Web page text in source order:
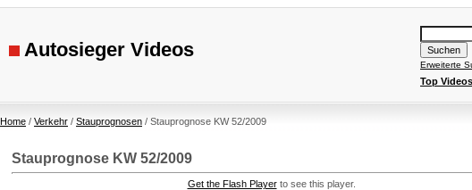
Autosieger Videos
Erweiterte
Top Videos
Home / Verkehr / Stauprognosen / Stauprognose KW 52/2009
Stauprognose KW 52/2009
Get the Flash Playerto see this player.